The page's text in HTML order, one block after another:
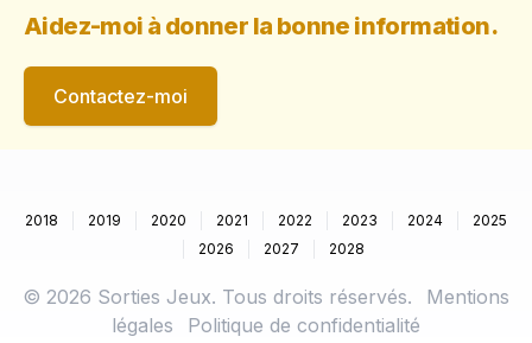
Aidez-moi à donner la bonne information.
Contactez-moi
2018 2019 2020 2021 2022 2023 2024
2025
2026
2027 2028
© 2026 Sorties Jeux. Tous droits réservés.
Mentions
légales
Politique de confidentialité